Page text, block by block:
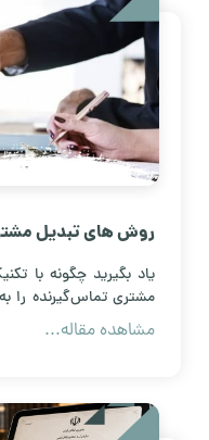
روش های تبدیل
یاد بگیرید چگونه با
مشتری تماس‌گیرنده را
اعتماد تا تعیین وقت
مشاهده مقاله...